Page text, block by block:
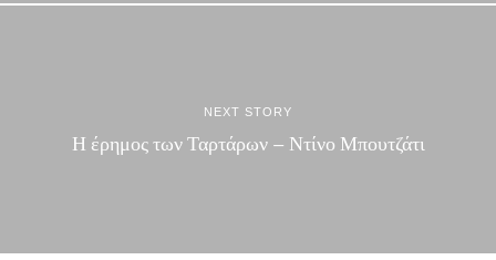
NEXT STORY
Η έρημος των Ταρτάρων – Ντίνο Μπουτζάτι